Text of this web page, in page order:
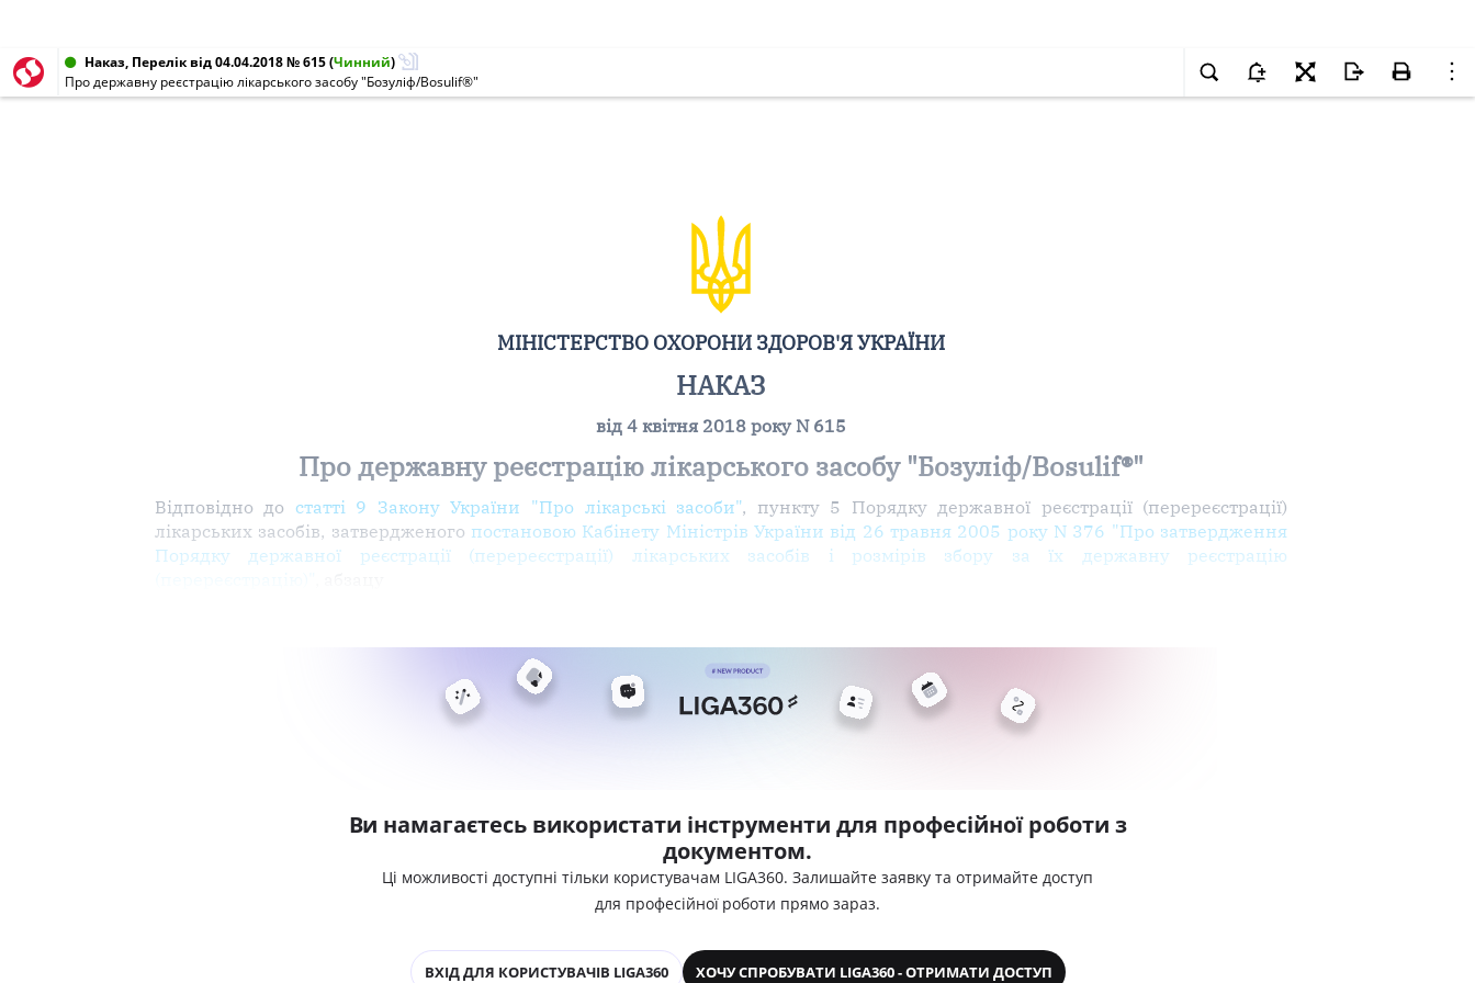
Наказ, Перелік від 04.04.2018 № 615(Чинний)
Про державну реєстрацію лікарського засобу "Бозуліф/Bosulif®"
МІНІСТЕРСТВО ОХОРОНИ ЗДОРОВ'Я УКРАЇНИ
НАКАЗ
від 4 квітня 2018 року N 615
Про державну реєстрацію лікарського засобу "Бозуліф/Bosulif®"
Відповідно до статті 9 Закону України "Про лікарські засоби", пункту 5 Порядку державної реєстрації (перереєстрації)
лікарських засобів, затвердженого постановою Кабінету Міністрів України від 26 травня 2005 року N 376 "Про затвердження
Порядку державної реєстрації (перереєстрації) лікарських засобів і розмірів збору за їх державну реєстрацію
Ви намагаєтесь використати інструменти для професійної роботи з
документом.
Ці можливості доступні тільки користувачам LIGA360. Залишайте заявку та отримайте доступ
для професійної роботи прямо зараз.
ВХІД ДЛЯ КОРИСТУВАЧІВ LIGA360 ХОЧУ СПРОБУВАТИ LIGA360 - ОТРИМАТИ ДОСТУП